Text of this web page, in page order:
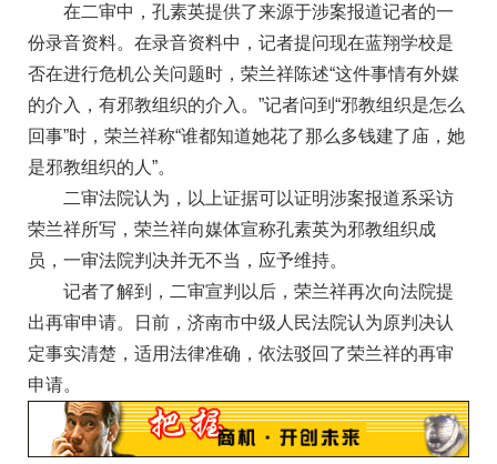
在二审中，孔素英提供了来源于涉案报道记者的一
份录音资料。在录音资料中，记者提问现在蓝翔学校是
否在进行危机公关问题时，荣兰祥陈述“这件事情有外媒
的介入，有邪教组织的介入。”记者问到“邪教组织是怎么
回事”时，荣兰祥称“谁都知道她花了那么多钱建了庙，她
是邪教组织的人”。
二审法院认为，以上证据可以证明涉案报道系采访
荣兰祥所写，荣兰祥向媒体宣称孔素英为邪教组织成
员，一审法院判决并无不当，应予维持。
记者了解到，二审宣判以后，荣兰祥再次向法院提
出再审申请。日前，济南市中级人民法院认为原判决认
定事实清楚，适用法律准确，依法驳回了荣兰祥的再审
申请。